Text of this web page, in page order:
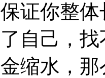
证你整
自己，
缩水，